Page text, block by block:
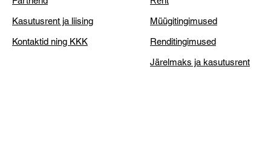
Kasutusrent ja liising
Kontaktid ning KKK
Müügitingimused
Renditingimused
Järelmaks ja kasutusrent